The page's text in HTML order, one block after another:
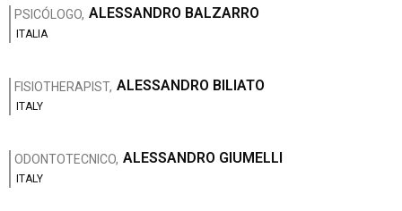
PSICÓLOGO, ALESSANDRO BALZARRO
ITALIA
FISIOTHERAPIST, ALESSANDRO BILIATO
ITALY
ODONTOTECNICO, ALESSANDRO GIUMELLI
ITALY